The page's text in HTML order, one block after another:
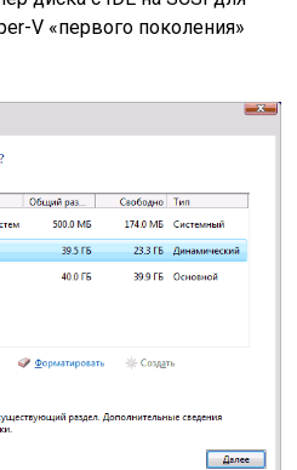
V «первого поколения»